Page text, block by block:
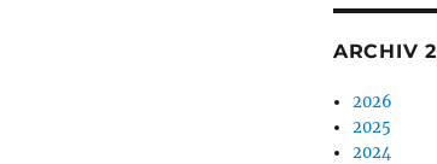
ARCHIV 2
2026
2025
2024